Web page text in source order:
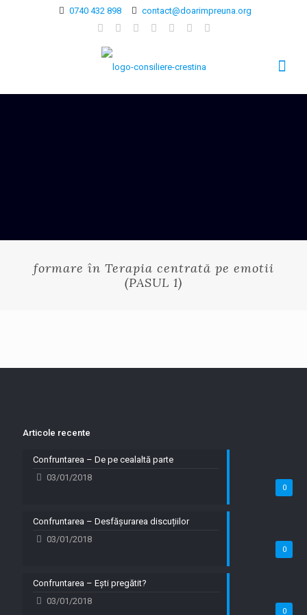
0740 432 898 contact@doarimpreuna.org
formare în Terapia centrată pe emotii
(PASUL 1)
Articole recente
0
Confruntarea – De pe cealaltă parte
03/01/2018
0
Confruntarea – Desfășurarea discuțiilor
03/01/2018
0
Confruntarea – Ești pregătit?
03/01/2018